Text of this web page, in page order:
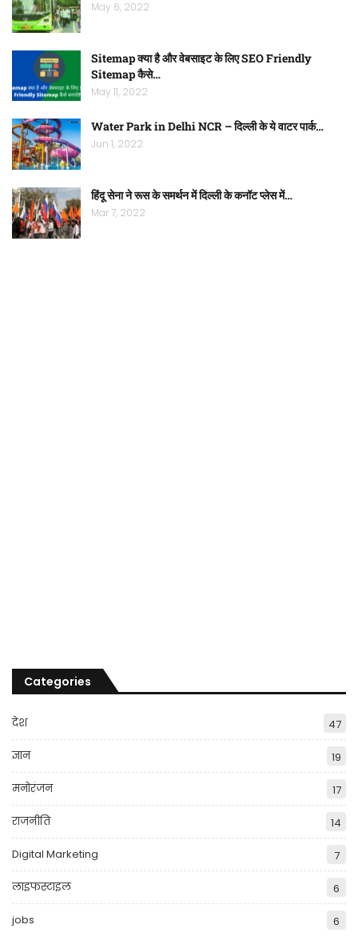
May 6, 2022
Sitemap क्या है और वेबसाइट के लिए SEO Friendly
Sitemap कैसे…
May 11, 2022
Water Park in Delhi NCR – दिल्ली के ये वाटर पार्क…
Jun 1, 2022
हिंदू सेना ने रूस के समर्थन में दिल्ली के कनॉट प्लेस में…
Mar 7, 2022
Categories
देश 47
ज्ञान 19
मनोरंजन 17
राजनीति 14
Digital Marketing 7
लाइफस्टाइल 6
jobs 6